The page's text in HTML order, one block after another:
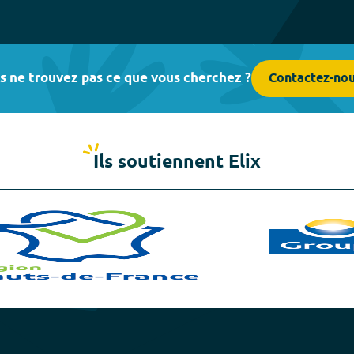
ne trouvez pas ce que vous cherchez ? Contactez-
Ils soutiennent Elix